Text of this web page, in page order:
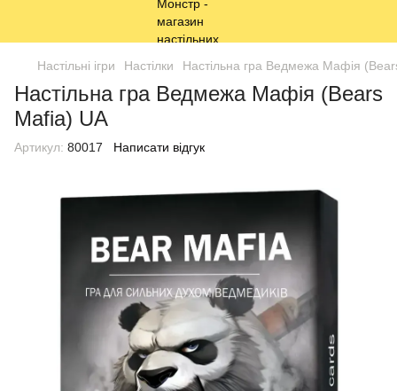
Настільні ігри Настілки Настільна гра Ведмежа Мафія
Настільна гра Ведмежа Мафія (Bears
Mafia) UA
Артикул: 80017 Написати відгук